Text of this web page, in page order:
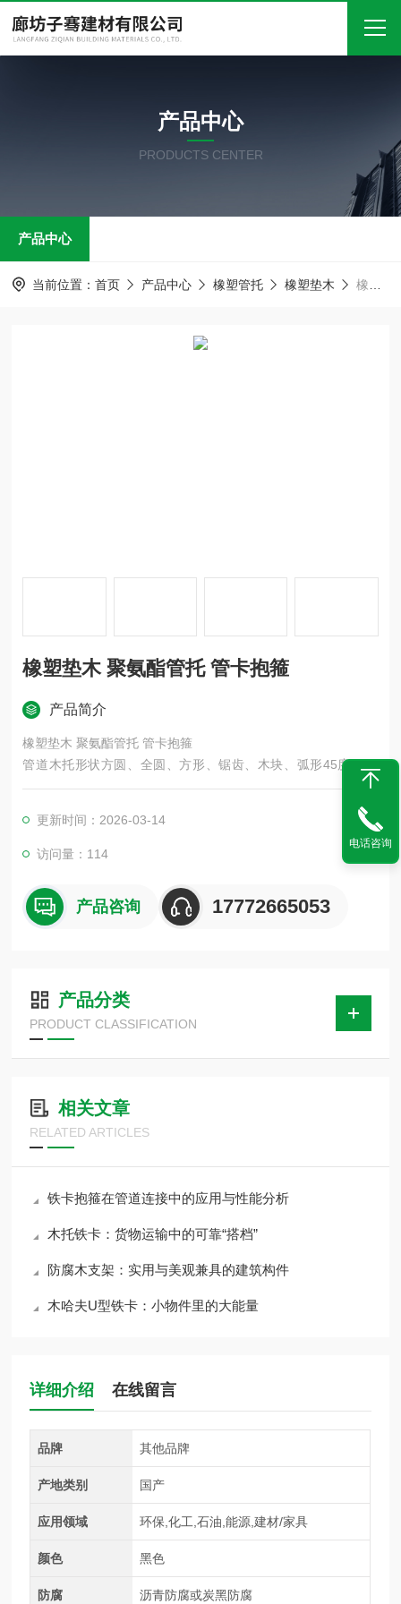
关于我们
产品中心
在线留言
产品中心
PRODUCTS CENTER
产品中心
当前位置： 首页 产品中心 橡塑管托 橡塑垫木 橡塑垫木 聚氨酯管托 管卡抱箍
橡塑垫木 聚氨酯管托 管卡抱箍
产品简介
橡塑垫木 聚氨酯管托 管卡抱箍
管道木托形状方圆、全圆、方形、锯齿、木块、弧形45度、60
度、120度、180度等可按客户要求制作。一型二型均可订做生
产。每种规格的保冷木块，隔冷木块均可以按照客户要求定做。
更新时间：2026-03-14
访问量：114
产品咨询 17772665053
产品分类
PRODUCT CLASSIFICATION
相关文章
RELATED ARTICLES
铁卡抱箍在管道连接中的应用与性能分析
木托铁卡：货物运输中的可靠“搭档”
防腐木支架：实用与美观兼具的建筑构件
木哈夫U型铁卡：小物件里的大能量
详细介绍 在线留言
品牌 其他品牌
产地类别 国产
应用领域 环保,化工,石油,能源,建材/家具
颜色 黑色
防腐 沥青防腐或炭黑防腐
电话咨询